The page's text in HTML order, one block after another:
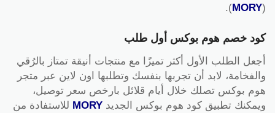
(
MORY
).
كود خصم هوم بوكس أول طلب
أجعل الطلب الأول أكثر تميزًا مع منتجات أنيقة تمتاز بالرُقي
والفخامة، لابد أن تجربها بنفسك وتطلبها اون لاين عبر متجر
هوم بوكس تصلك خلال أيام قلائل بارخص سعر توصيل،
ويمكنك تطبيق كود هوم بوكس الجديد MORY للاستفادة من